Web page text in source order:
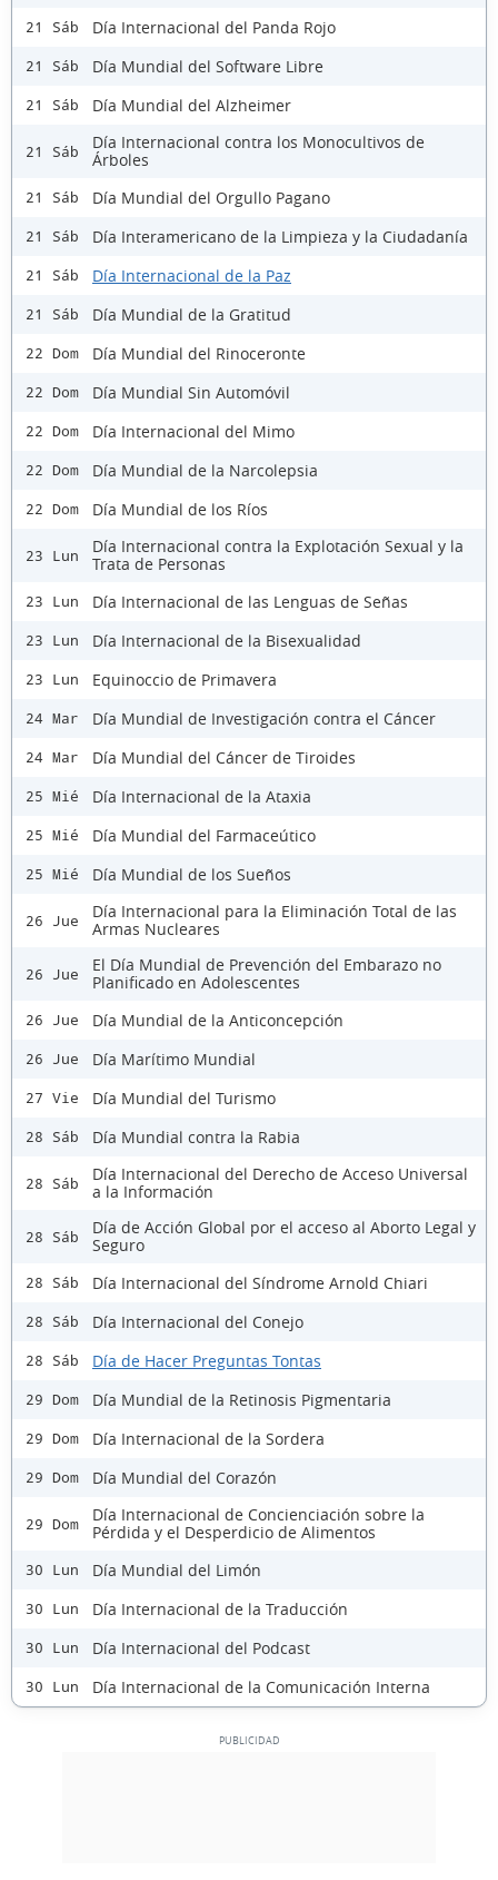
21 Sáb Día Internacional del Panda Rojo
21 Sáb Día Mundial del Software Libre
21 Sáb Día Mundial del Alzheimer
21 Sáb
Día Internacional contra los Monocultivos de
Árboles
21 Sáb Día Mundial del Orgullo Pagano
21 Sáb Día Interamericano de la Limpieza y la Ciudadanía
21 Sáb Día Internacional de la Paz
21 Sáb Día Mundial de la Gratitud
22 Dom Día Mundial del Rinoceronte
22 Dom Día Mundial Sin Automóvil
22 Dom Día Internacional del Mimo
22 Dom Día Mundial de la Narcolepsia
22 Dom Día Mundial de los Ríos
23 Lun
Día Internacional contra la Explotación Sexual y la
Trata de Personas
23 Lun Día Internacional de las Lenguas de Señas
23 Lun Día Internacional de la Bisexualidad
23 Lun Equinoccio de Primavera
24 Mar Día Mundial de Investigación contra el Cáncer
24 Mar Día Mundial del Cáncer de Tiroides
25 Mié Día Internacional de la Ataxia
25 Mié Día Mundial del Farmaceútico
25 Mié Día Mundial de los Sueños
26 Jue
Día Internacional para la Eliminación Total de las
Armas Nucleares
26 Jue
El Día Mundial de Prevención del Embarazo no
Planificado en Adolescentes
26 Jue Día Mundial de la Anticoncepción
26 Jue Día Marítimo Mundial
27 Vie Día Mundial del Turismo
28 Sáb Día Mundial contra la Rabia
28 Sáb
Día Internacional del Derecho de Acceso Universal
a la Información
28 Sáb
Día de Acción Global por el acceso al Aborto Legal y
Seguro
28 Sáb Día Internacional del Síndrome Arnold Chiari
28 Sáb Día Internacional del Conejo
28 Sáb Día de Hacer Preguntas Tontas
29 Dom Día Mundial de la Retinosis Pigmentaria
29 Dom Día Internacional de la Sordera
29 Dom Día Mundial del Corazón
29 Dom
Día Internacional de Concienciación sobre la
Pérdida y el Desperdicio de Alimentos
30 Lun Día Mundial del Limón
30 Lun Día Internacional de la Traducción
30 Lun Día Internacional del Podcast
30 Lun Día Internacional de la Comunicación Interna